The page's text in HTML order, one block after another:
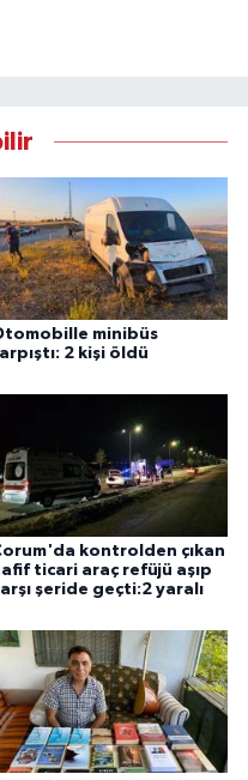
minibüs
2 kişi öldü
kontrolden çıkan
ticari araç refüjü aşıp
şeride geçti:2 yaralı